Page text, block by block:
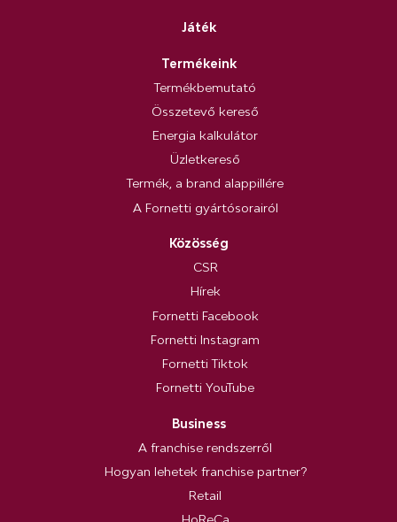
Játék
Termékeink
Termékbemutató
Összetevő kereső
Energia kalkulátor
Üzletkereső
Termék, a brand alappillére
A Fornetti gyártósorairól
Közösség
CSR
Hírek
Fornetti Facebook
Fornetti Instagram
Fornetti Tiktok
Fornetti YouTube
Business
A franchise rendszerről
Hogyan lehetek franchise partner?
Retail